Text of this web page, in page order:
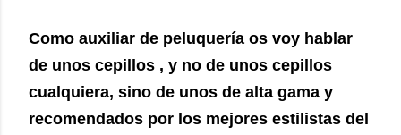
Como auxiliar de peluquería os voy hablar
de unos cepillos , y no de unos cepillos
cualquiera, sino de unos de alta gama y
recomendados por los mejores estilistas del